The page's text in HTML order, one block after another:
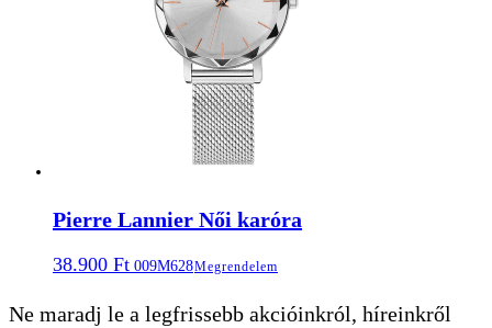
Pierre Lannier Női karóra
38.900 009M628 Megrendelem